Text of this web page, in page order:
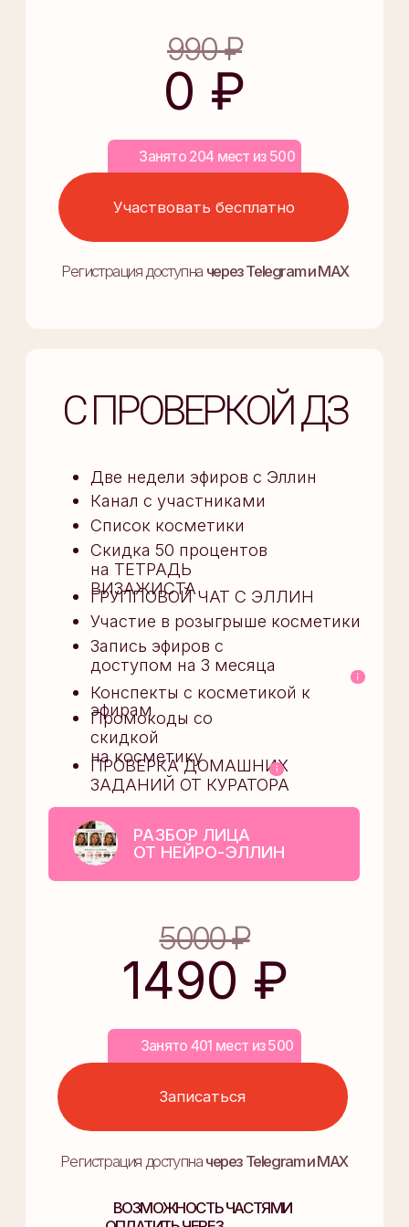
Занято 401 мест из 500
ВОЗМОЖНОСТЬ ЧАСТЯМИ
ОПЛАТИТЬ ЧЕРЕЗ
Записаться
Публичная оферта
Политика конфиденциальности
Политика оператора в
отношении персональных данных
Регламент реагирования
на обращения пользователей (ПД)
Согласие на обработку
персональных данных
Согласие на получение рекламной
и информационной рассылки